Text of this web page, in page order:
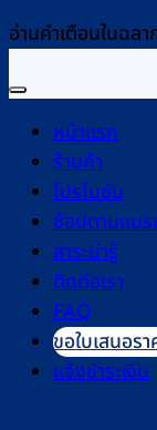
อ่านคำเตือนในฉล
หน้าแรก
ร้านค้า
โปรโมชัน
ช้อปตามแบ
สาระน่ารู้
ติดต่อเรา
FAQ
ขอใบเสนอรา
แจ้งชำระเงิน